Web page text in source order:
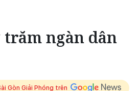
trăm ngàn dân
Gòn Giải Phóng trên